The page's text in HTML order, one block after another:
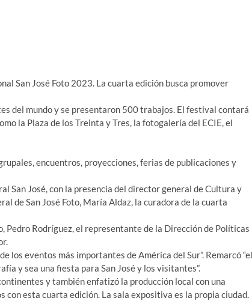
San José Foto 2023. La cuarta edición busca promover
del mundo y se presentaron 500 trabajos. El festival contará
la Plaza de los Treinta y Tres, la fotogalería del ECIE, el
encuentros, proyecciones, ferias de publicaciones y
San José, con la presencia del director general de Cultura y
de San José Foto, María Aldaz, la curadora de la cuarta
Rodríguez, el representante de la Dirección de Políticas
los eventos más importantes de América del Sur”. Remarcó “el
y sea una fiesta para San José y los visitantes”.
y también enfatizó la producción local con una
con esta cuarta edición. La sala expositiva es la propia ciudad.